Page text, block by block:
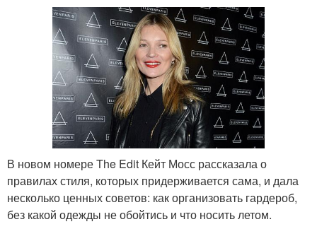
В новом номере The Edit Кейт Мосс рассказала о
правилах стиля, которых придерживается сама, и дала
несколько ценных советов: как организовать гардероб,
без какой одежды не обойтись и что носить летом.